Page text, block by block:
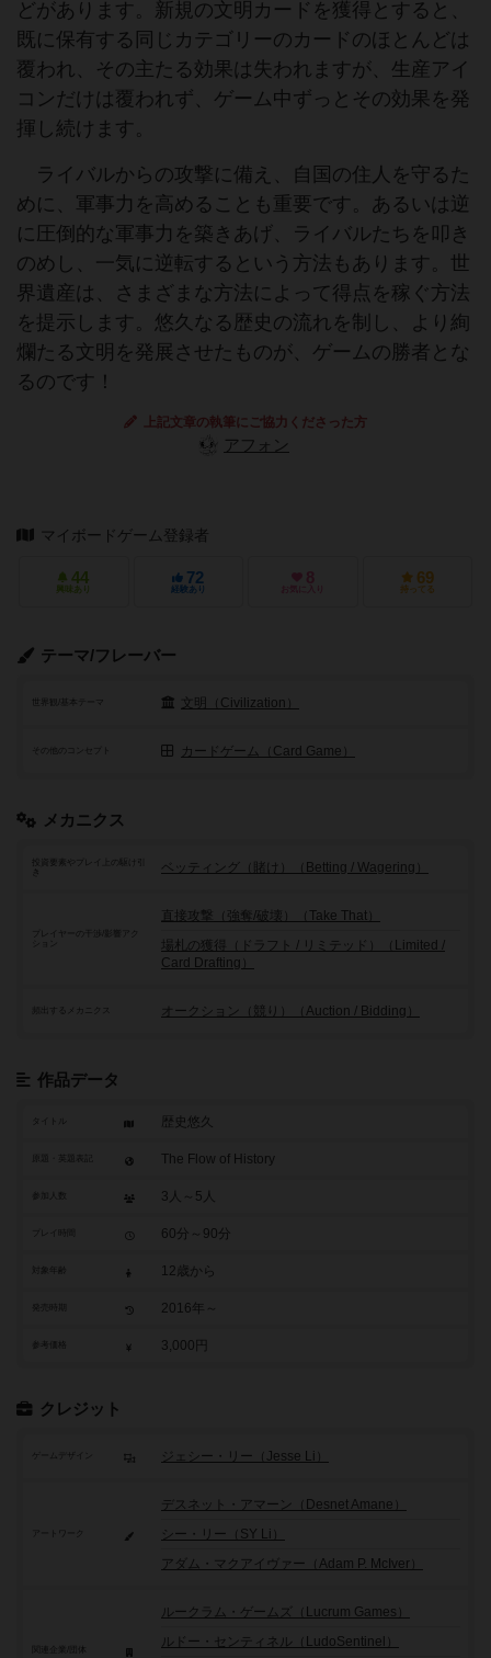
どがあります。新規の文明カードを獲得とすると、
既に保有する同じカテゴリーのカードのほとんどは
覆われ、その主たる効果は失われますが、生産アイ
コンだけは覆われず、ゲーム中ずっとその効果を発
揮し続けます。
ライバルからの攻撃に備え、自国の住人を守るた
めに、軍事力を高めることも重要です。あるいは逆
に圧倒的な軍事力を築きあげ、ライバルたちを叩き
のめし、一気に逆転するという方法もあります。世
界遺産は、さまざまな方法によって得点を稼ぐ方法
を提示します。悠久なる歴史の流れを制し、より絢
爛たる文明を発展させたものが、ゲームの勝者とな
るのです！
上記文章の執筆にご協力くださった方
アフォン
マイボードゲーム登録者
44
興味あり
72
経験あり
8
お気に入り
69
持ってる
テーマ/フレーバー
世界観/基本テーマ 文明（Civilization）
その他のコンセプト カードゲーム（Card Game）
メカニクス
投資要素やプレイ上の駆け引
き
ベッティング（賭け）（Betting / Wagering）
プレイヤーの干渉/影響アク
直接攻撃（強奪/破壊）（Take That）
場札の獲得（ドラフト / リミテッド）（Limited /
Card Drafting）
頻出するメカニクス オークション（競り）（Auction / Bidding）
作品データ
タイトル 歴史悠久
The Flow of History
参加人数 3人～5人
60分～90分
12歳から
2016年～
参考価格 3,000円
クレジット
ゲームデザイン ジェシー・リー（Jesse Li）
アートワーク
デスネット・アマーン（Desnet Amane）
シー・リー（SY Li）
アダム・マクアイヴァー（Adam P. McIver）
ルークラム・ゲームズ（Lucrum Games）
ルドー・センティネル（LudoSentinel）